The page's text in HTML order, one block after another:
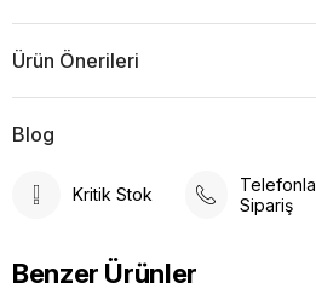
Ürün Önerileri
Blog
Kritik Stok
Telefonla
Sipariş
Benzer Ürünler